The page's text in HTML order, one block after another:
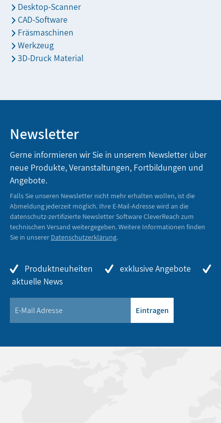
Desktop-Scanner
CAD-Software
Fräsmaschinen
Werkzeug
3D-Druck Material
Newsletter
Gerne informieren wir Sie in unserem Newsletter über
neue Produkte, Veranstaltungen, Fortbildungen und
Angebote.
Falls Sie unseren Newsletter nicht mehr erhalten wollen, ist die
Abmeldung jederzeit möglich. Ihre E-Mail-Adresse wird an die
datenschutz-zertifizierte Newsletter Software CleverReach zum
technischen Versand weitergegeben. Weitere Informationen finden
Sie in unserer Datenschutzerklärung.
Produktneuheiten
exklusive Angebote
aktuelle News
Eintragen